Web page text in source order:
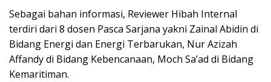
Sebagai bahan informasi, Reviewer Hibah Internal
terdiri dari 8 dosen Pasca Sarjana yakni Zainal Abidin di
Bidang Energi dan Energi Terbarukan, Nur Azizah
Affandy di Bidang Kebencanaan, Moch Sa’ad di Bidang
Kemaritiman.